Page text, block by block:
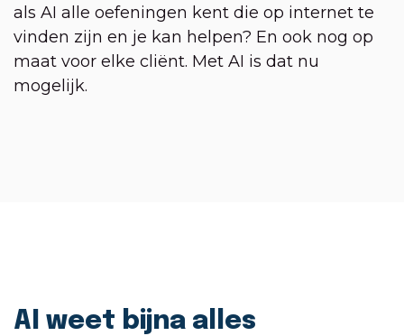
als AI alle oefeningen kent die op internet te
vinden zijn en je kan helpen? En ook nog op
maat voor elke cliënt. Met AI is dat nu
mogelijk.
AI weet bijna alles